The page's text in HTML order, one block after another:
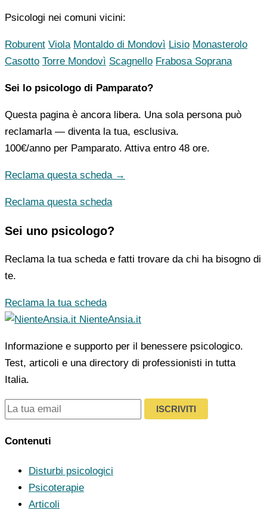
Psicologi nei comuni vicini:
Roburent Viola Montaldo di Mondovì Lisio Monasterolo
Casotto Torre Mondovì Scagnello Frabosa Soprana
Sei lo psicologo di Pamparato?
Questa pagina è ancora libera. Una sola persona può
reclamarla — diventa la tua, esclusiva.
100€/anno per Pamparato. Attiva entro 48 ore.
Reclama questa scheda →
Reclama questa scheda
Sei uno psicologo?
Reclama la tua scheda e fatti trovare da chi ha bisogno di
te.
Reclama la tua scheda
NienteAnsia.it
Informazione e supporto per il benessere psicologico.
Test, articoli e una directory di professionisti in tutta
Italia.
ISCRIVITI
Contenuti
Disturbi psicologici
Psicoterapie
Articoli